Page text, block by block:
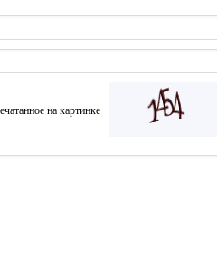
на картинке